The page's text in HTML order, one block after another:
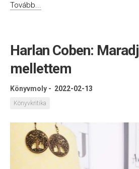
Tovább...
Harlan Coben: Maradj
mellettem
Könyvmoly - 2022-02-13
Könyvkritika